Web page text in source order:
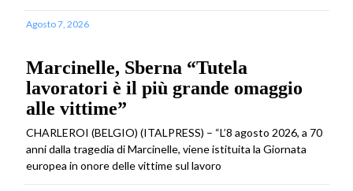
Agosto 7, 2026
Marcinelle, Sberna “Tutela
lavoratori è il più grande omaggio
alle vittime”
CHARLEROI (BELGIO) (ITALPRESS) – “L’8 agosto 2026, a 70
anni dalla tragedia di Marcinelle, viene istituita la Giornata
europea in onore delle vittime sul lavoro